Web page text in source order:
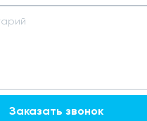
Заказать звонок